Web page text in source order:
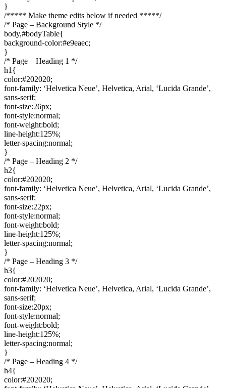
}
/***** Make theme edits below if needed *****/
/* Page – Background Style */
body,#bodyTable{
background-color:#e9eaec;
}
/* Page – Heading 1 */
h1{
color:#202020;
font-family: ‘Helvetica Neue’, Helvetica, Arial, ‘Lucida Grande’,
sans-serif;
font-size:26px;
font-style:normal;
font-weight:bold;
line-height:125%;
letter-spacing:normal;
}
/* Page – Heading 2 */
h2{
color:#202020;
font-family: ‘Helvetica Neue’, Helvetica, Arial, ‘Lucida Grande’,
sans-serif;
font-size:22px;
font-style:normal;
font-weight:bold;
line-height:125%;
letter-spacing:normal;
}
/* Page – Heading 3 */
h3{
color:#202020;
font-family: ‘Helvetica Neue’, Helvetica, Arial, ‘Lucida Grande’,
sans-serif;
font-size:20px;
font-style:normal;
font-weight:bold;
line-height:125%;
letter-spacing:normal;
}
/* Page – Heading 4 */
h4{
color:#202020;